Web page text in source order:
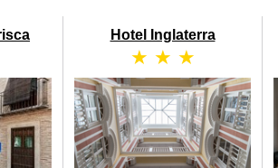
Hotel Inglaterra
★ ★ ★